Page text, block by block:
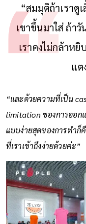
“สมมุติถ้าเราดู
เขาขึ้นมาใส่ ถ้า
เราคงไม่กล้าห
แต
“และด้วยความที่เป็น
limitation ของการออก
แบบง่ายสุดของการทำก็
ที่เราเข้าถึงง่ายด้วยค่ะ”